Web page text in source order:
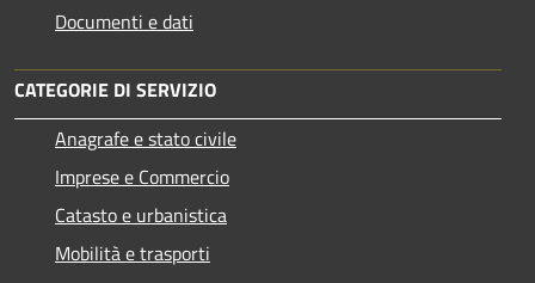
Documenti e dati
CATEGORIE DI SERVIZIO
Anagrafe e stato civile
Imprese e Commercio
Catasto e urbanistica
Mobilità e trasporti